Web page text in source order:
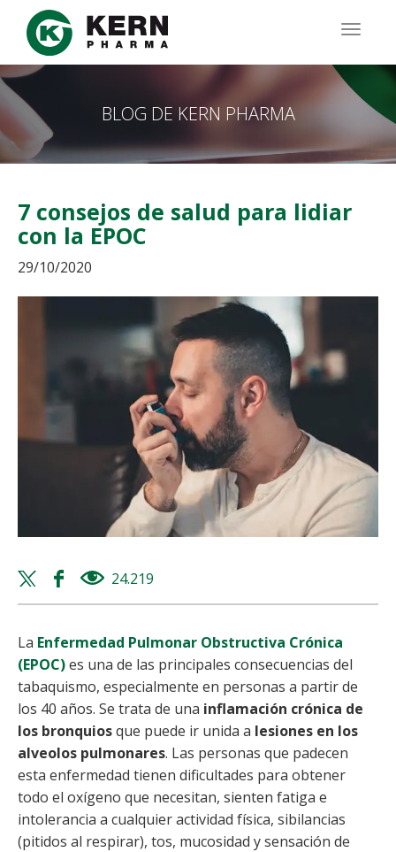
Pasar
contenido
principal
BLOG DE KERN PHARMA
7 consejos de salud para lidiar
con la EPOC
29/10/2020
Twitter
share
Facebook
share
24.219
La Enfermedad Pulmonar Obstructiva Crónica
(EPOC)es una de las principales consecuencias del
tabaquismo, especialmente en personas a partir de
los 40 años. Se trata de una inflamación crónica de
los bronquiosque puede ir unida a lesiones en los
alveolos pulmonares. Las personas que padecen
esta enfermedad tienen dificultades para obtener
todo el oxígeno que necesitan, sienten fatiga e
intolerancia a cualquier actividad física, sibilancias
(pitidos al respirar), tos, mucosidad y sensación de